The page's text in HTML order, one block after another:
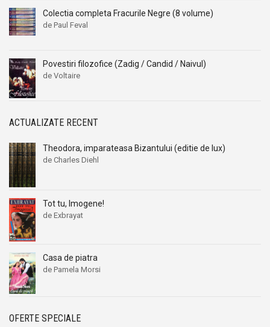
Colectia completa Fracurile Negre (8 volume)
de Paul Feval
Povestiri filozofice (Zadig / Candid / Naivul)
de Voltaire
ACTUALIZATE RECENT
Theodora, imparateasa Bizantului (editie de lux)
de Charles Diehl
Tot tu, Imogene!
de Exbrayat
Casa de piatra
de Pamela Morsi
OFERTE SPECIALE